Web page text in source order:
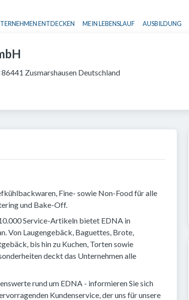
Haupt-Navigation
ENTDECKEN MEIN LEBENSLAUF AUSBILDUNG
Zusmarshausen Deutschland
Fine- sowie Non-Food für alle
und Bake-Off.
Service-Artikeln bietet EDNA in
Von Laugengebäck, Baguettes, Brote,
bis hin zu Kuchen, Torten sowie
deckt das Unternehmen alle
rund um EDNA - informieren Sie sich
Kundenservice, der uns für unsere